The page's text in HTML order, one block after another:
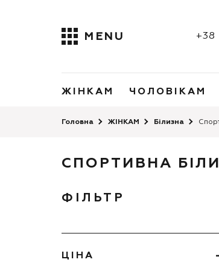
MENU +38
ЖІНКАМ ЧОЛОВІКАМ
Головна ЖІНКАМ Білизна
СПОРТИВНА
ФІЛЬТР
ЦІНА